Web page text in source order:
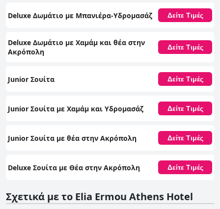
Deluxe Δωμάτιο με Μπανιέρα-Υδρομασάζ Δείτε Τιμές
Deluxe Δωμάτιο με Χαμάμ και θέα στην
Ακρόπολη
Δείτε Τιμές
Junior Σουίτα Δείτε Τιμές
Junior Σουίτα με Χαμάμ και Υδρομασάζ Δείτε Τιμές
Junior Σουίτα με θέα στην Ακρόπολη Δείτε Τιμές
Deluxe Σουίτα με Θέα στην Ακρόπολη Δείτε Τιμές
Σχετικά με το Elia Ermou Athens Hotel